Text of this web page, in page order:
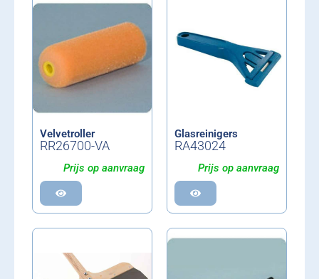
Velvetroller
RR26700-VA
Prijs op aanvraag
Glasreinigers
RA43024
Prijs op aanvraag